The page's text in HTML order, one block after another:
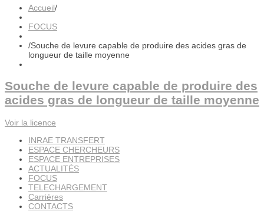
Accueil/
FOCUS
/Souche de levure capable de produire des acides gras de
longueur de taille moyenne
Souche de levure capable de produire des
acides gras de longueur de taille moyenne
Voir la licence
INRAE TRANSFERT
ESPACE CHERCHEURS
ESPACE ENTREPRISES
ACTUALITÉS
FOCUS
TELECHARGEMENT
Carrières
CONTACTS